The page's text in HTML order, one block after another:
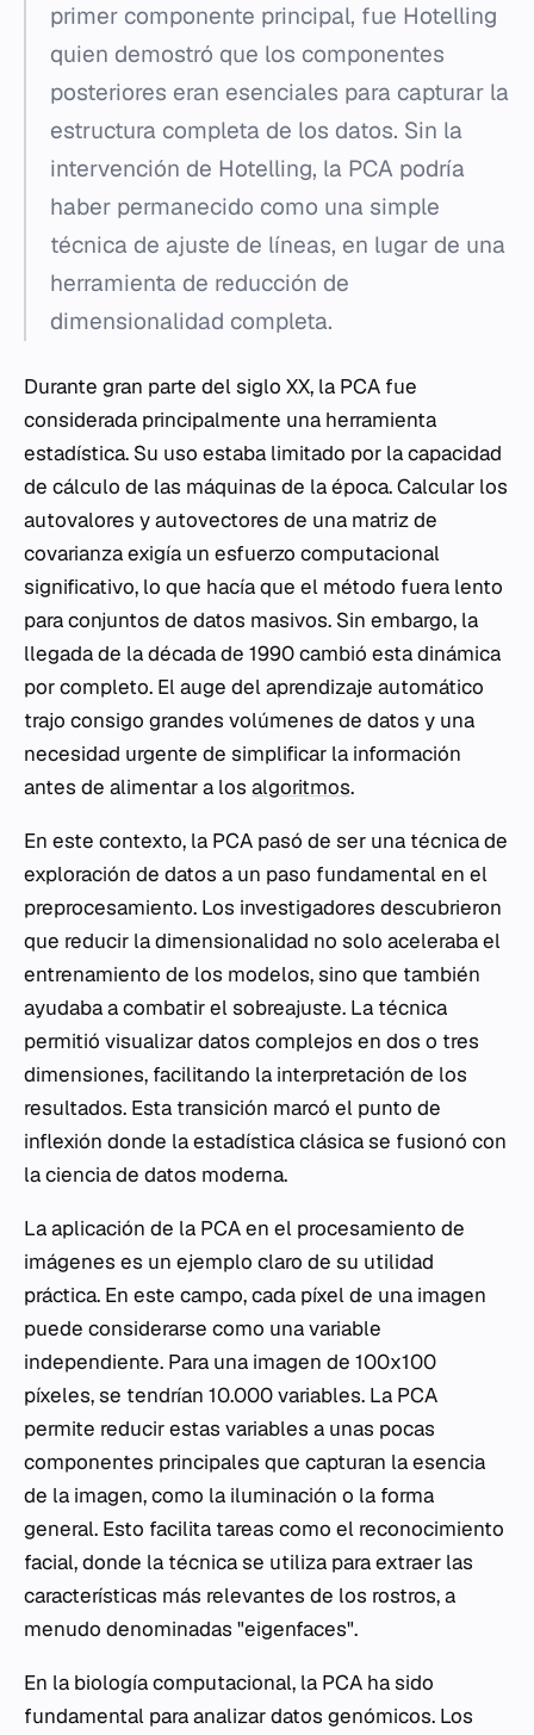
primer componente principal, fue Hotelling
quien demostró que los componentes
posteriores eran esenciales para capturar la
estructura completa de los datos. Sin la
intervención de Hotelling, la PCA podría
haber permanecido como una simple
técnica de ajuste de líneas, en lugar de una
herramienta de reducción de
dimensionalidad completa.
Durante gran parte del siglo XX, la PCA fue
considerada principalmente una herramienta
estadística. Su uso estaba limitado por la capacidad
de cálculo de las máquinas de la época. Calcular los
autovalores y autovectores de una matriz de
covarianza exigía un esfuerzo computacional
significativo, lo que hacía que el método fuera lento
para conjuntos de datos masivos. Sin embargo, la
llegada de la década de 1990 cambió esta dinámica
por completo. El auge del aprendizaje automático
trajo consigo grandes volúmenes de datos y una
necesidad urgente de simplificar la información
antes de alimentar a los algoritmos.
En este contexto, la PCA pasó de ser una técnica de
exploración de datos a un paso fundamental en el
preprocesamiento. Los investigadores descubrieron
que reducir la dimensionalidad no solo aceleraba el
entrenamiento de los modelos, sino que también
ayudaba a combatir el sobreajuste. La técnica
permitió visualizar datos complejos en dos o tres
dimensiones, facilitando la interpretación de los
resultados. Esta transición marcó el punto de
inflexión donde la estadística clásica se fusionó con
la ciencia de datos moderna.
La aplicación de la PCA en el procesamiento de
imágenes es un ejemplo claro de su utilidad
práctica. En este campo, cada píxel de una imagen
puede considerarse como una variable
independiente. Para una imagen de 100x100
píxeles, se tendrían 10.000 variables. La PCA
permite reducir estas variables a unas pocas
componentes principales que capturan la esencia
de la imagen, como la iluminación o la forma
general. Esto facilita tareas como el reconocimiento
facial, donde la técnica se utiliza para extraer las
características más relevantes de los rostros, a
menudo denominadas "eigenfaces".
En la biología computacional, la PCA ha sido
fundamental para analizar datos genómicos. Los